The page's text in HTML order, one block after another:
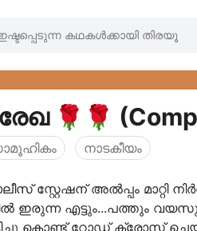
🌹🌹
നാടകീയം
സ്റ്റേഷന് അൽപ്പം മാറ്റി
ഇരുന്ന എട്ടും...പത്തും
കൊണ്ട് റോഡ് ക്രോസ്